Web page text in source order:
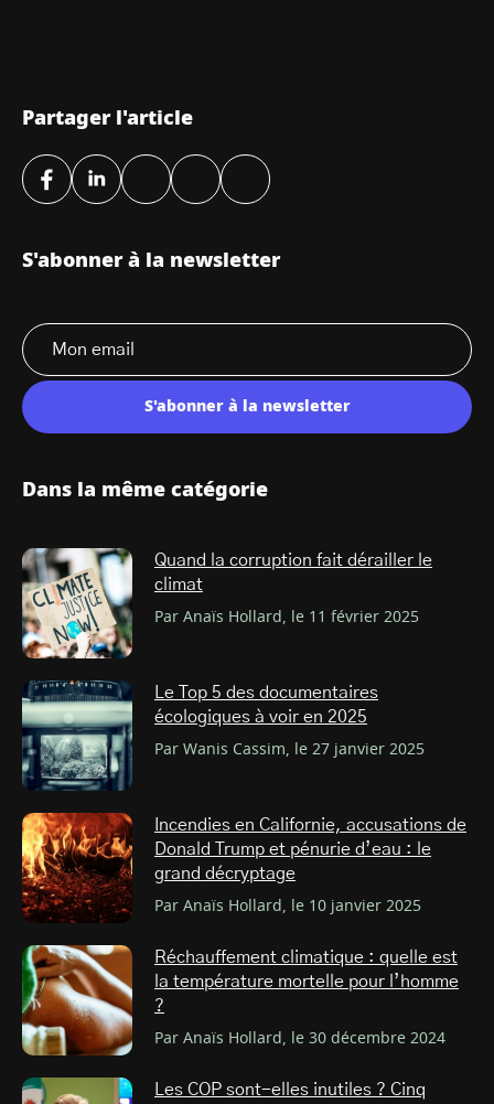
Partager l'article
S'abonner à la newsletter
S'abonner à la newsletter
Dans la même catégorie
Quand la corruption fait dérailler le
climat
Par Anaïs Hollard, le 11 février 2025
Le Top 5 des documentaires
écologiques à voir en 2025
Par Wanis Cassim, le 27 janvier 2025
Incendies en Californie, accusations de
Donald Trump et pénurie d’eau : le
grand décryptage
Par Anaïs Hollard, le 10 janvier 2025
Réchauffement climatique : quelle est
la température mortelle pour l’homme
?
Par Anaïs Hollard, le 30 décembre 2024
Les COP sont-elles inutiles ? Cinq